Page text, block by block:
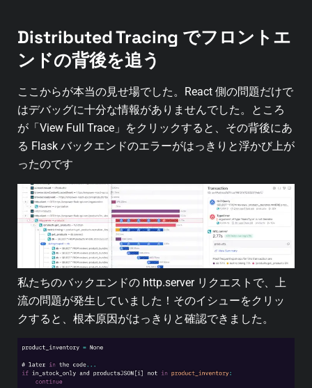
Distributed Tracing でフロントエ
ンドの背後を追う
ここからが本当の見せ場でした。React 側の問題だけで
はデバッグに十分な情報がありませんでした。ところ
が「View Full Trace」をクリックすると、その背後にあ
る Flask バックエンドのエラーがはっきりと浮かび上が
ったのです
私たちのバックエンドの http.server リクエストで、上
流の問題が発生していました！そのイシューをクリッ
クすると、根本原因がはっきりと確認できました。